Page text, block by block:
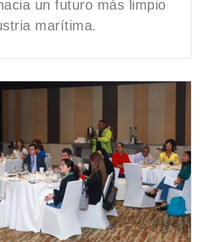
un futuro más limpio
marítima.